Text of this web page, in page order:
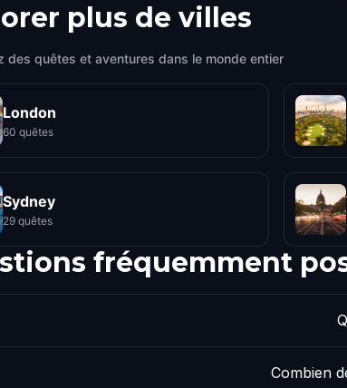
plus de villes
des quêtes et aventures dans le monde entier
London
60 quêtes
Sydney
29 quêtes
fréquemment
Combien